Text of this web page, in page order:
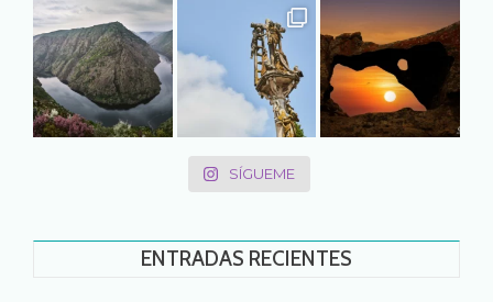
SÍGUEME
ENTRADAS RECIENTES